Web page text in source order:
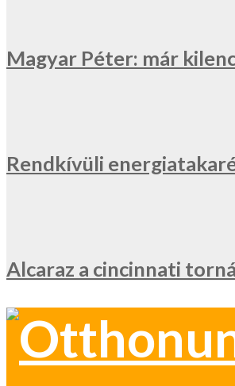
Magyar Péter: már
Rendkívüli
Alcaraz a cincinnati